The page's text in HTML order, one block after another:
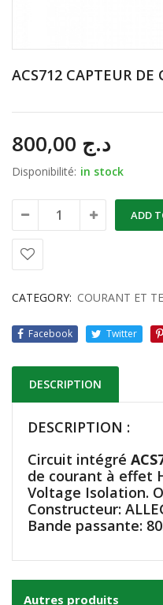
ACS712 CAPTEUR DE
د.ج
Disponibilité: in stock
ADD
CATEGORY: COURANT ET
Facebook Twitter
DESCRIPTION
DESCRIPTION :
Circuit intégré
de courant à effet
Voltage Isolation.
Constructeur:
Bande passante:
Autres produits